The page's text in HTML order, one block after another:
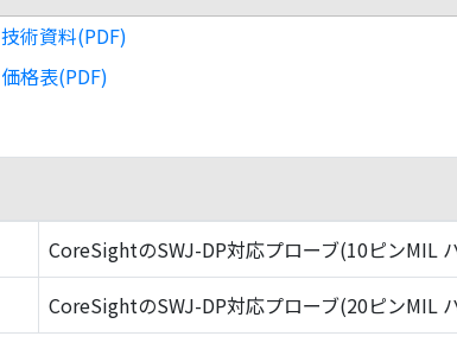
技術資料(PDF)
価格表(PDF)
CoreSightのSWJ-DP対応プローブ(10ピンMIL
CoreSightのSWJ-DP対応プローブ(20ピンMIL